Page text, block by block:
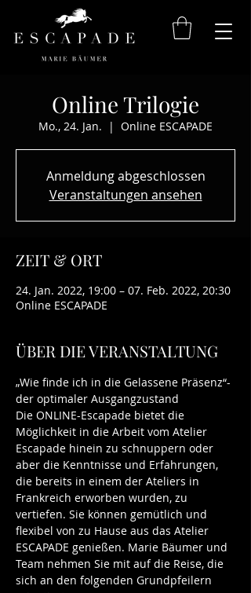
Online Trilogie
Mo., 24. Jan.
  |
Online ESCAPADE
Anmeldung abgeschlossen
Veranstaltungen ansehen
ZEIT & ORT
24. Jan. 2022, 19:00 – 07. Feb. 2022, 20:30
Online ESCAPADE
ÜBER DIE VERANSTALTUNG
„Wie finde ich in die Gelassene Präsenz“-
der optimaler Ausgangzustand
Die ONLINE-Escapade bietet die
Möglichkeit in die Arbeit vom Atelier
Escapade hinein zu schnuppern oder
aber die Kenntnisse und Erfahrungen,
die bereits in einem der Ateliers in
Frankreich erworben wurden, zu
vertiefen. Sie können gemütlich und
flexibel von zu Hause aus das Atelier
ESCAPADE genießen. Marie Bäumer und
Team nehmen Sie mit auf die Reise, die
sich an den folgenden Grundpfeilern